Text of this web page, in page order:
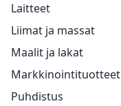
Laitteet
Liimat ja massat
Maalit ja lakat
Markkinointituotteet
Puhdistus